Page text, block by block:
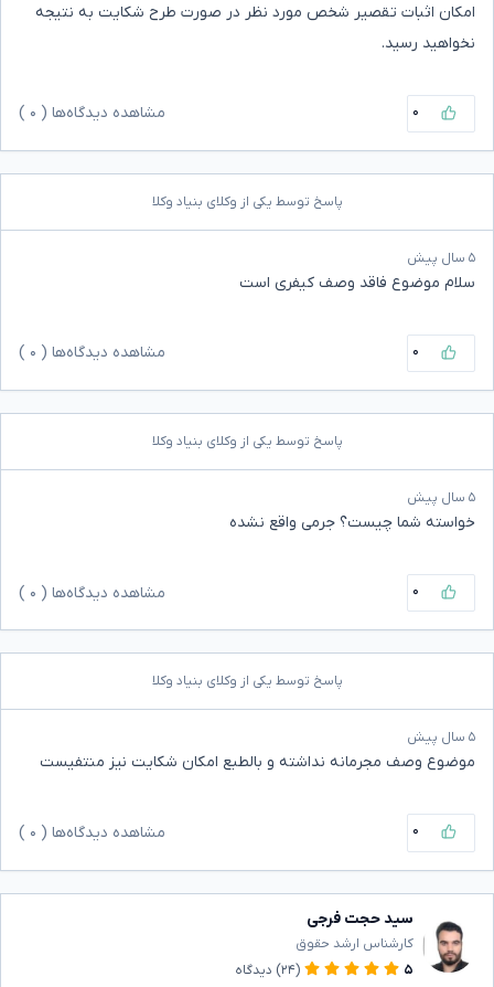
امکان اثبات تقصیر شخص مورد نظر در صورت طرح شکایت به نتیجه
نخواهید رسید.
۰ مشاهده دیدگاه‌ها ( ۰
پاسخ توسط یکی از وکلای بنیاد وکلا
۵ سال پیش
سلام موضوع فاقد وصف کیفری است
۰ مشاهده دیدگاه‌ها ( ۰
پاسخ توسط یکی از وکلای بنیاد وکلا
۵ سال پیش
خواسته شما چیست؟ جرمی واقع نشده
۰ مشاهده دیدگاه‌ها ( ۰
پاسخ توسط یکی از وکلای بنیاد وکلا
۵ سال پیش
موضوع وصف مجرمانه نداشته و بالطبع امکان شکایت نیز منتفیست
۰ مشاهده دیدگاه‌ها ( ۰
سید حجت فرجی
کارشناس ارشد حقوق
۵
(۲۴) دیدگاه